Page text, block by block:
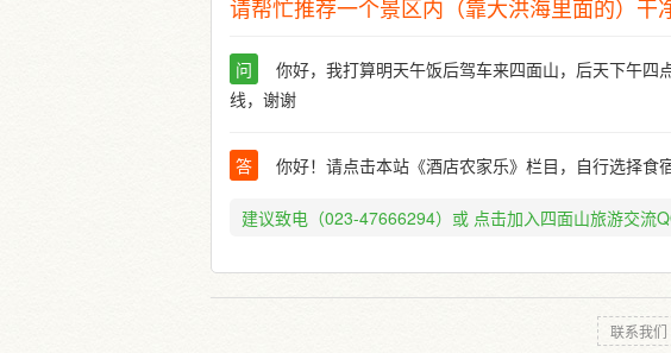
请帮忙推荐一个景区内（靠大洪海里面的）
问
你好，我打算明天午饭后驾车来四面山，后天下午
线，谢谢
答 你好！请点击本站《酒店农家乐》栏目，自行选择食
建议致电（023-47666294）或 点击加入四面山旅游交流
联系我们